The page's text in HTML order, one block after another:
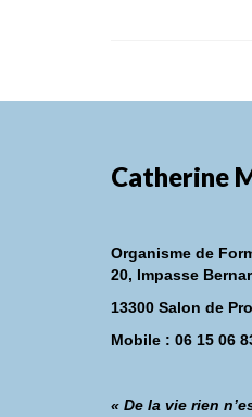
Catherine
Organisme de
20, Impasse
13300 Salon de
Mobile : 06 15 06
« De la vie rien